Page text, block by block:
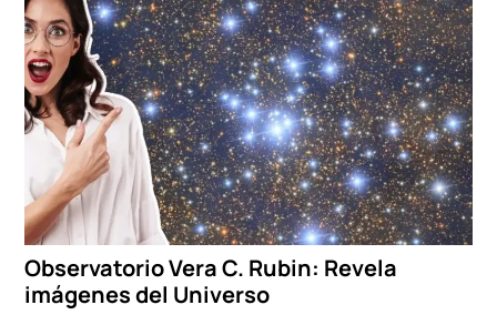
Observatorio Vera C. Rubin: Revela
imágenes del Universo